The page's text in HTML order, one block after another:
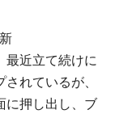
最近立て続けに
れているが、
に押し出し、ブ